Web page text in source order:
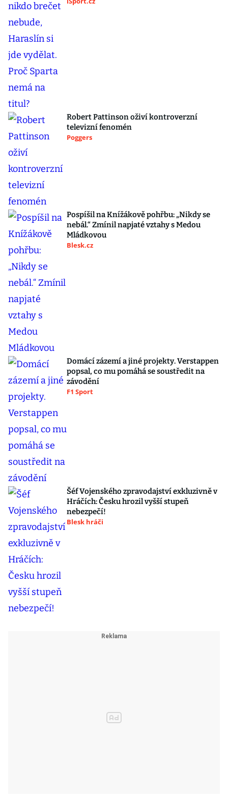
Robert Pattinson oživí kontroverzní
televizní fenomén
Poggers
Pospíšil na Knížákově pohřbu: „Nikdy se
nebál.“ Zmínil napjaté vztahy s Medou
Mládkovou
Blesk.cz
Domácí zázemí a jiné projekty. Verstappen
popsal, co mu pomáhá se soustředit na
závodění
F1 Sport
Šéf Vojenského zpravodajství exkluzivně v
Hráčích: Česku hrozil vyšší stupeň
nebezpečí!
Blesk hráči